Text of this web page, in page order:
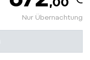
Nur Übernachtung